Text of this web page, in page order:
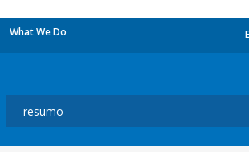
What We Do